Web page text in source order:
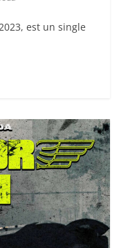
est un single